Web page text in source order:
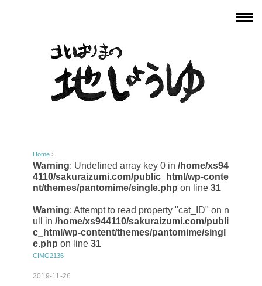
Home ›
Warning: Undefined array key 0 in /home/xs94
4110/sakuraizumi.com/public_html/wp-conte
nt/themes/pantomime/single.php on line 31
Warning: Attempt to read property "cat_ID" on n
ull in /home/xs944110/sakuraizumi.com/publi
c_html/wp-content/themes/pantomime/singl
e.php on line 31
CIMG2136
2019-11-26